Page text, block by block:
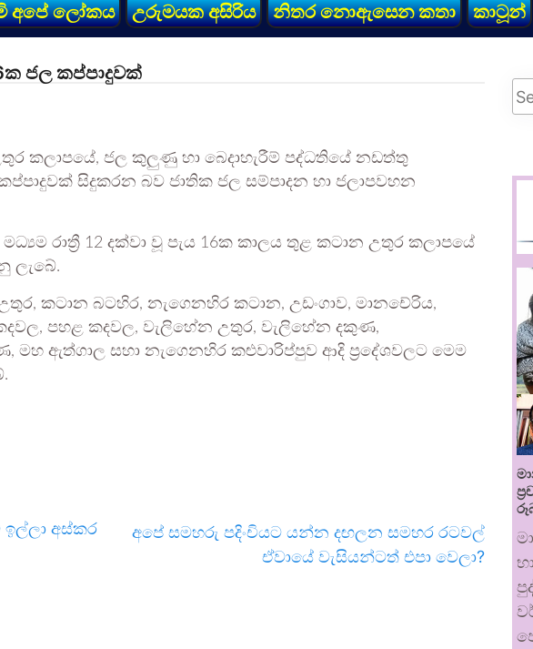
අපේ ලෝකය
උරුමයක අසිරිය නිතර නොඇසෙන කතා කාටූන්
ජල කප්පාදුවක්
කලාපයේ, ජල කුලුණු හා බෙදාහැරීම් පද්ධතියේ නඩත්තු
සිදුකරන බව ජාතික ජල සම්පාදන හා ජලාපවහන
රාත්‍රී 12 දක්වා වූ පැය 16ක කාලය තුළ කටාන උතුර කලාපයේ
ලැබේ.
කටාන බටහිර, නැගෙනහිර කටාන, උඩංගාව, මානචේරිය,
පහළ කදවල, වැලිහේන උතුර, වැලිහේන දකුණ,
ඇත්ගාල සහා නැගෙනහිර කළුවාරිප්පුව ආදි ප්‍රදේශවලට මෙම
ඉල්ලා අස්කර
අපේ සමහරු පදිංචියට යන්න දඟලන සමහර රටවල්
ඒවායේ වැසියන්ටත් එපා වෙලා?